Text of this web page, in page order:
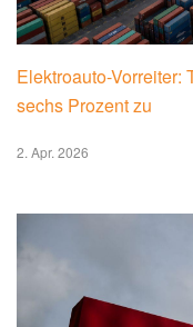
Elektroauto-Vorreiter:
sechs Prozent zu
2. Apr. 2026